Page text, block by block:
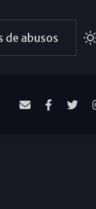
de abusos